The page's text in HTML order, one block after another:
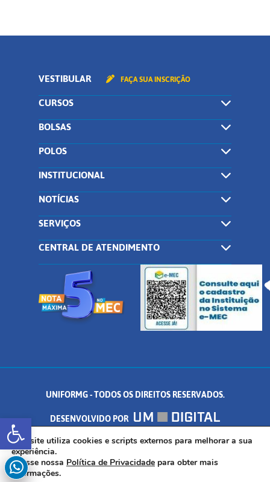
Abrir a barra de ferramentas
VESTIBULAR FAÇA SUA INSCRIÇÃO
CURSOS
BOLSAS
POLOS
INSTITUCIONAL
NOTÍCIAS
SERVIÇOS
CENTRAL DE ATENDIMENTO
UNIFORMG - TODOS OS DIREITOS RESERVADOS.
DESENVOLVIDO POR
AV. DR. ARNALDO DE SENNA, 328 - PALMEIRAS, FORMIGA/MG - CEP:
35.574.530
Este site utiliza cookies e scripts externos para melhorar a sua
experiência.
Acesse nossa Política de Privacidade para obter mais
informações.